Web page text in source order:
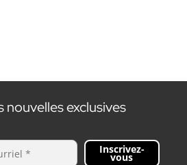
nouvelles exclusives
Inscrivez-
vous